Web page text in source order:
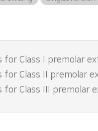
for Class I premolar
for Class II premolar
for Class III premolar